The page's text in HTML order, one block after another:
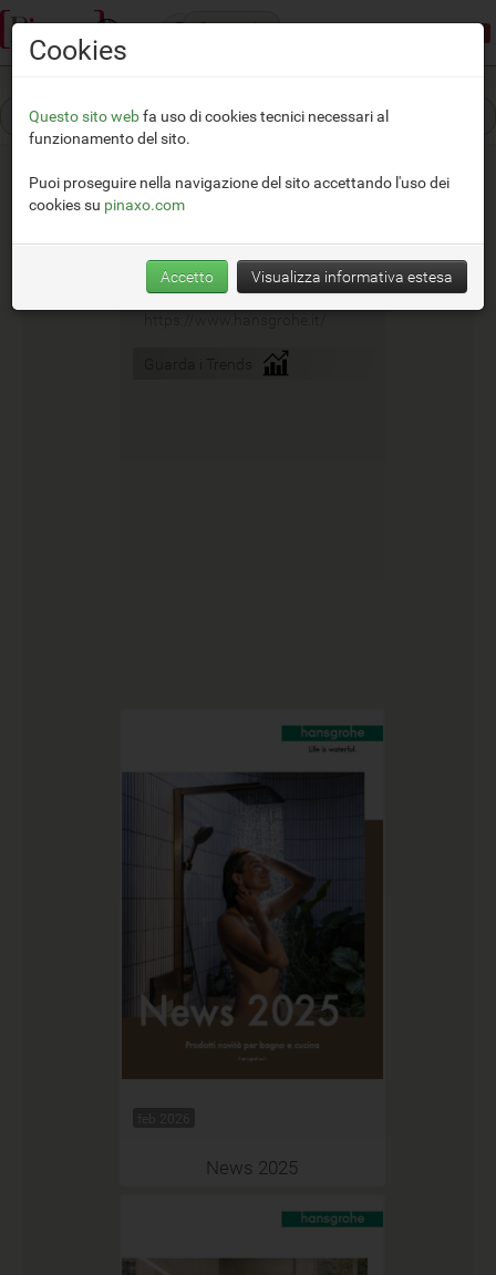
Categorie
Hansgrohe
__
feb 2026
News 2025
Cookies
Questo sito webfa uso di cookies tecnici necessari al
funzionamento del sito.
Puoi proseguire nella navigazione del sito accettando l'uso dei
cookies su pinaxo.com
Accetto Visualizza informativa estesa